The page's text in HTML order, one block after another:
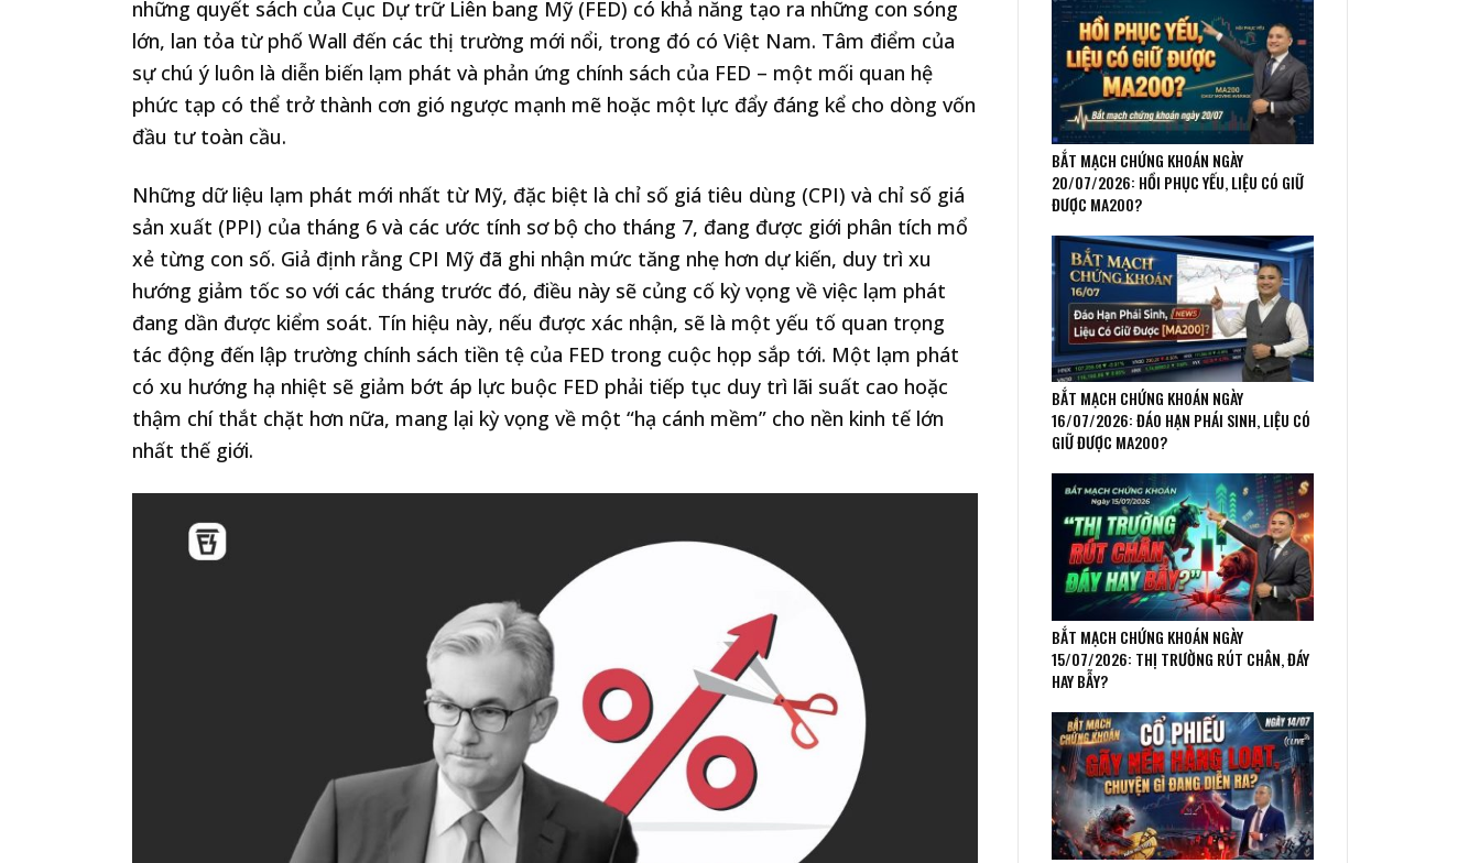
những quyết sách của Cục Dự trữ Liên bang Mỹ (FED) có khả năng tạo ra những con sóng
lớn, lan tỏa từ phố Wall đến các thị trường mới nổi, trong đó có Việt Nam. Tâm điểm của
sự chú ý luôn là diễn biến lạm phát và phản ứng chính sách của FED – một mối quan hệ
phức tạp có thể trở thành cơn gió ngược mạnh mẽ hoặc một lực đẩy đáng kể cho dòng vốn
đầu tư toàn cầu.
Những dữ liệu lạm phát mới nhất từ Mỹ, đặc biệt là chỉ số giá tiêu dùng (CPI) và chỉ số giá
sản xuất (PPI) của tháng 6 và các ước tính sơ bộ cho tháng 7, đang được giới phân tích mổ
xẻ từng con số. Giả định rằng CPI Mỹ đã ghi nhận mức tăng nhẹ hơn dự kiến, duy trì xu
hướng giảm tốc so với các tháng trước đó, điều này sẽ củng cố kỳ vọng về việc lạm phát
đang dần được kiểm soát. Tín hiệu này, nếu được xác nhận, sẽ là một yếu tố quan trọng
tác động đến lập trường chính sách tiền tệ của FED trong cuộc họp sắp tới. Một lạm phát
có xu hướng hạ nhiệt sẽ giảm bớt áp lực buộc FED phải tiếp tục duy trì lãi suất cao hoặc
thậm chí thắt chặt hơn nữa, mang lại kỳ vọng về một “hạ cánh mềm” cho nền kinh tế lớn
nhất thế giới.
BẮT MẠCH CHỨNG KHOÁN NGÀY
20/07/2026: HỒI PHỤC YẾU, LIỆU CÓ GIỮ
ĐƯỢC MA200?
BẮT MẠCH CHỨNG KHOÁN NGÀY
16/07/2026: ĐÁO HẠN PHÁI SINH, LIỆU CÓ
GIỮ ĐƯỢC MA200?
BẮT MẠCH CHỨNG KHOÁN NGÀY
15/07/2026: THỊ TRƯỜNG RÚT CHÂN, ĐÁY
HAY BẪY?